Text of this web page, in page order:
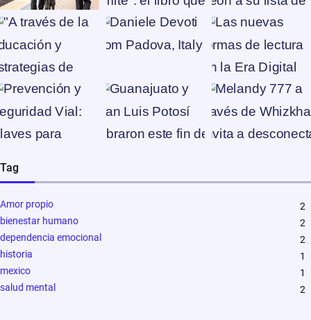
Tag
Amor propio
2
bienestar humano
2
dependencia emocional
2
historia
1
mexico
1
salud mental
2